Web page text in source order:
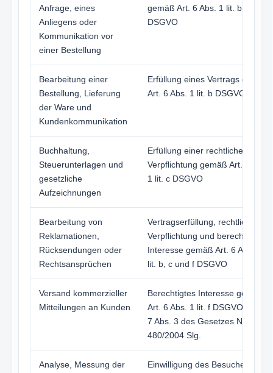
Anfrage, eines
Anliegens oder
Kommunikation vor
einer Bestellung
gemäß Art. 6 Abs. 1 lit. b
DSGVO
Bearbeitung einer
Bestellung, Lieferung
der Ware und
Kundenkommunikation
Erfüllung eines Vertrags gemäß
Art. 6 Abs. 1 lit. b DSGVO
Buchhaltung,
Steuerunterlagen und
gesetzliche
Aufzeichnungen
Erfüllung einer rechtlichen
Verpflichtung gemäß Art. 6 Abs.
1 lit. c DSGVO
Bearbeitung von
Reklamationen,
Rücksendungen oder
Rechtsansprüchen
Vertragserfüllung, rechtliche
Verpflichtung und berechtigtes
Interesse gemäß Art. 6 Abs. 1
lit. b, c und f DSGVO
Versand kommerzieller
Mitteilungen an Kunden
Berechtigtes Interesse gemäß
Art. 6 Abs. 1 lit. f DSGVO und §
7 Abs. 3 des Gesetzes Nr.
480/2004 Slg.
Analyse, Messung der
Einwilligung des Besuchers